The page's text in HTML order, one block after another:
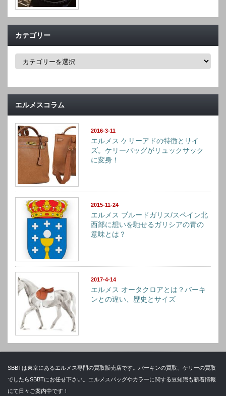
カテゴリー
カ
ー
エルメスコラム
2016-3-11
エルメス ケリーアドの特徴とサイ
ズ。ケリーバッグがリュックサック
に変身！
2015-11-24
エルメス ブルードガリス/スペイン北
西部に想いを馳せるガリシアの青の
意味とは？
2017-4-14
エルメス オータクロアとは？バーキ
ンとの違い、歴史とサイズ
SBBTは東京にあるエルメス専門の買取販売店です。バーキンの買取、ケリーの買取
でしたらSBBTにお任せ下さい。エルメスバッグやカラーに関する豆知識も新着情報
にて日々ご案内中です！